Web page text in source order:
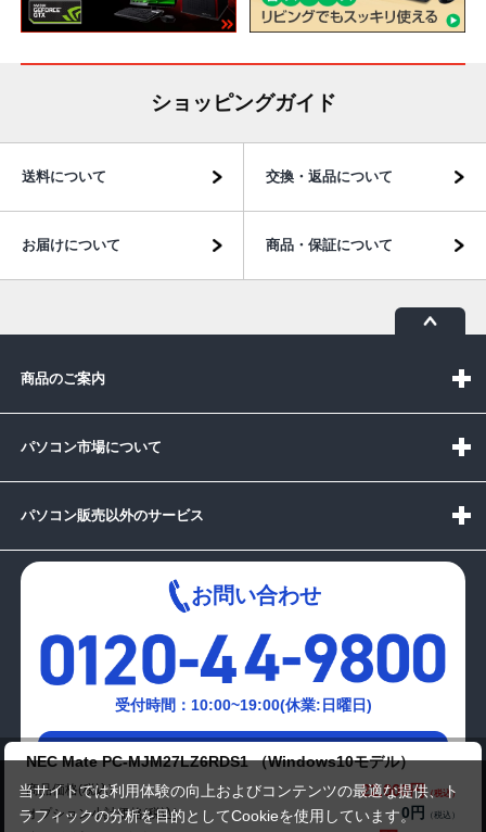
NEC Mate PC-MJM27LZ6RDS1 （Windows10モデル）
商品価格(税込) 22,000円
オプション小計価格(税込)
0円
ショッピングガイド
送料について 交換・返品について
お届けについて 商品・保証について
商品のご案内
パソコン市場について
パソコン販売以外のサービス
お問い合わせ
受付時間：10:00~19:00(休業:日曜日)
メールでの
お問い合わせはこちら
当サイトでは利用体験の向上およびコンテンツの最適な提供、ト
ラフィックの分析を目的としてCookieを使用しています。